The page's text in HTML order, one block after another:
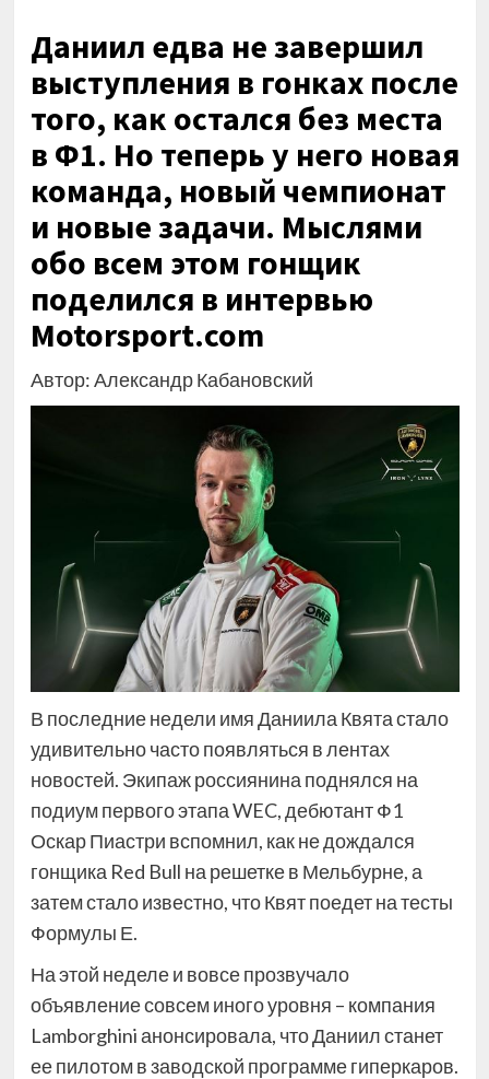
Даниил едва не завершил
выступления в гонках после
того, как остался без места
в Ф1. Но теперь у него новая
команда, новый чемпионат
и новые задачи. Мыслями
обо всем этом гонщик
поделился в интервью
Motorsport.com
Автор: Александр Кабановский
В последние недели имя Даниила Квята стало
удивительно часто появляться в лентах
новостей. Экипаж россиянина поднялся на
подиум первого этапа WEC, дебютант Ф1
Оскар Пиастри вспомнил, как не дождался
гонщика Red Bull на решетке в Мельбурне, а
затем стало известно, что Квят поедет на тесты
Формулы Е.
На этой неделе и вовсе прозвучало
объявление совсем иного уровня – компания
Lamborghini анонсировала, что Даниил станет
ее пилотом в заводской программе гиперкаров.